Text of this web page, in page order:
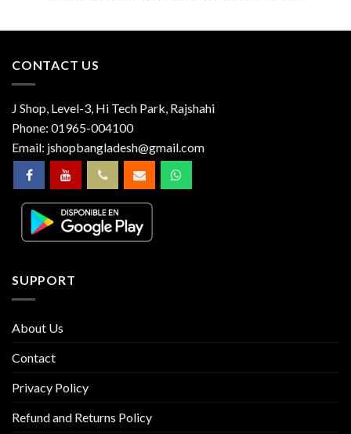
CONTACT US
J Shop, Level-3, Hi Tech Park, Rajshahi
Phone: 01965-004100
Email: jshopbangladesh@gmail.com
SUPPORT
About Us
Contact
Privacy Policy
Refund and Returns Policy